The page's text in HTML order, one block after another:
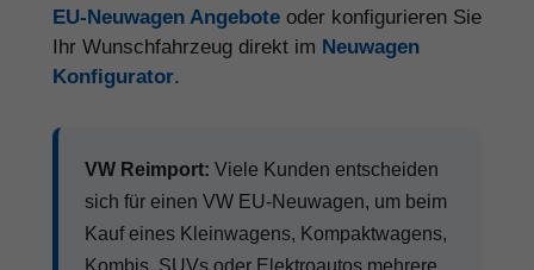
EU-Neuwagen Angebote oder konfigurieren Sie
Ihr Wunschfahrzeug direkt im Neuwagen
Konfigurator.
VW Reimport: Viele Kunden entscheiden
sich für einen VW EU-Neuwagen, um beim
Kauf eines Kleinwagens, Kompaktwagens,
Kombis, SUVs oder Elektroautos mehrere